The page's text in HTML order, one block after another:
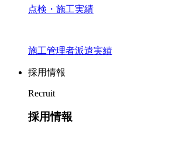
点検・施工実績
施工管理者派遣実績
採用情報
Recruit
採用情報